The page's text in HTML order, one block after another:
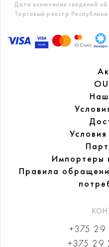
Дата включения сведений
Торговый реестр
Импортеры
Правила
+375 29
+375 29